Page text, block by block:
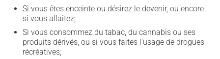
Si vous êtes enceinte ou désirez le devenir, ou encore
si vous allaitez;
Si vous consommez du tabac, du cannabis ou ses
produits dérivés, ou si vous faites l'usage de drogues
récréatives;